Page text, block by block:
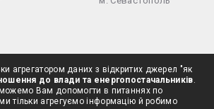
агрегатором даних з відкритих джерел "як
до влади та енергопостачальників.
Вам допомогти в питаннях по
тільки агрегуємо інформацію й робимо